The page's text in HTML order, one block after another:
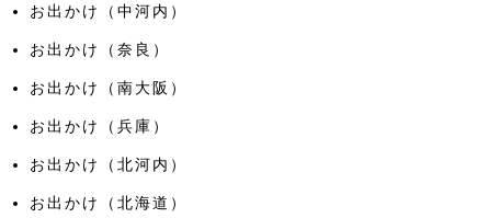
お出かけ（中河内）
お出かけ（奈良）
お出かけ（南大阪）
お出かけ（兵庫）
お出かけ（北河内）
お出かけ（北海道）